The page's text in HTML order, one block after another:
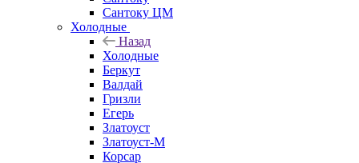
Сантоку ЦМ
Холодные
Назад
Холодные
Беркут
Валдай
Гризли
Егерь
Златоуст
Златоуст-М
Корсар